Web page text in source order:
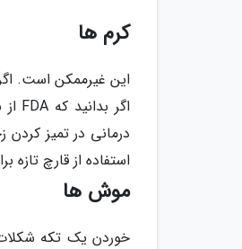
کرم ها
این غیرممکن است.
درمانی در تمیز
استفاده از قارچ
موش ها
خوردن یک تکه